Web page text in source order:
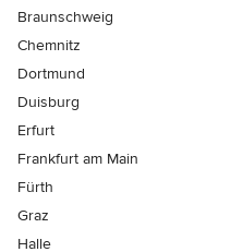
Braunschweig
Chemnitz
Dortmund
Duisburg
Erfurt
Frankfurt am Main
Fürth
Graz
Halle